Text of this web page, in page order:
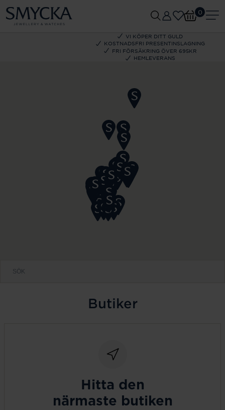
VI KÖPER DITT GULD
KOSTNADSFRI PRESENTINSLAGNING
FRI FÖRSÄKRING ÖVER 695KR
HEMLEVERANS
0
Butiker
Hitta den
närmaste butiken